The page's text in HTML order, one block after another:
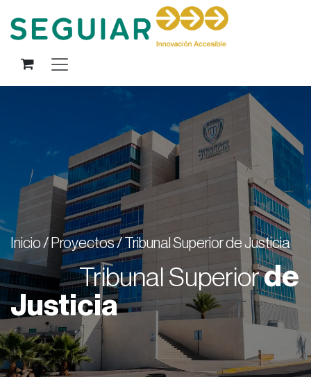
Inicio / Proyectos / Tribunal Superior de Justicia
Tribunal Superiorde
Justicia